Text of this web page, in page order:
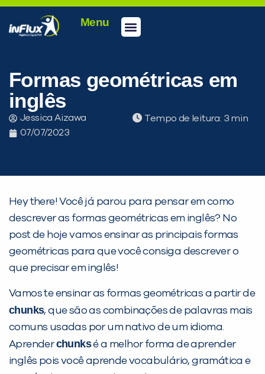
Menu
Formas geométricas em
inglês
Jessica Aizawa
07/07/2023
Tempo de leitura:
Hey there! Você já parou para pensar em como
descrever as formas geométricas em inglês? No
post de hoje vamos ensinar as principais formas
geométricas para que você consiga descrever o
que precisar em inglês!
Vamos te ensinar as formas geométricas a partir de
chunks, que são as combinações de palavras mais
comuns usadas por um nativo de um idioma.
Aprenderchunksé a melhor forma de aprender
inglês pois você aprende vocabulário, gramática e
PEÇA UMA DEMONSTRAÇÃO DE MÉTODO